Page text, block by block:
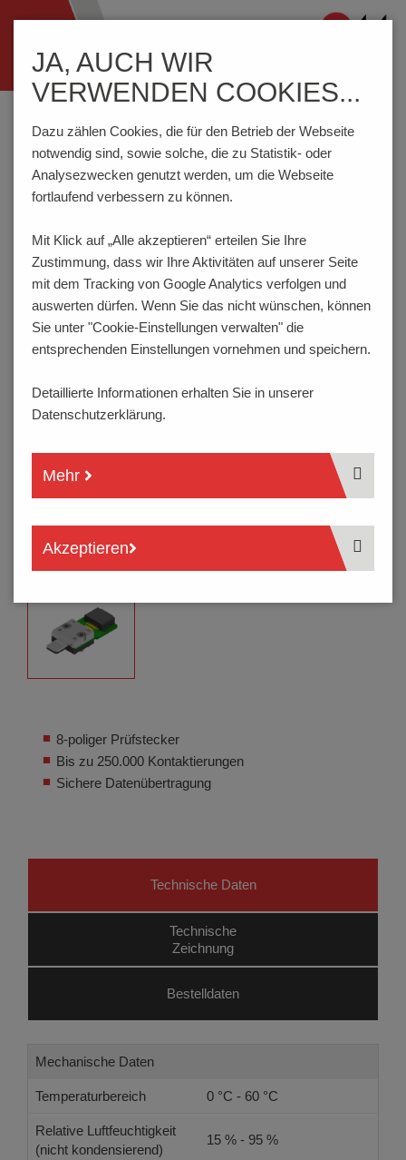
ein-/ausblenden
Home Prüftechnik Prüfstecker 7141-LTNG-M-008
LTNG - Standard
NEU
8-poliger Prüfstecker
Bis zu 250.000 Kontaktierungen
Sichere Datenübertragung
Technische Daten
Technische
Zeichnung
Bestelldaten
Mechanische Daten
Temperaturbereich 0 °C - 60 °C
Relative Luftfeuchtigkeit
(nicht kondensierend)
15 % - 95 %
JA, AUCH WIR
VERWENDEN COOKIES...
Dazu zählen Cookies, die für den Betrieb der Webseite
notwendig sind, sowie solche, die zu Statistik- oder
Analysezwecken genutzt werden, um die Webseite
fortlaufend verbessern zu können.
Mit Klick auf „Alle akzeptieren“ erteilen Sie Ihre
Zustimmung, dass wir Ihre Aktivitäten auf unserer Seite
mit dem Tracking von Google Analytics verfolgen und
auswerten dürfen. Wenn Sie das nicht wünschen, können
Sie unter "Cookie-Einstellungen verwalten" die
entsprechenden Einstellungen vornehmen und speichern.
Detaillierte Informationen erhalten Sie in unserer
Datenschutzerklärung.
Mehr
Akzeptieren